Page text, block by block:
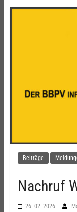
Beiträge
Nachruf
26. 02. 2026